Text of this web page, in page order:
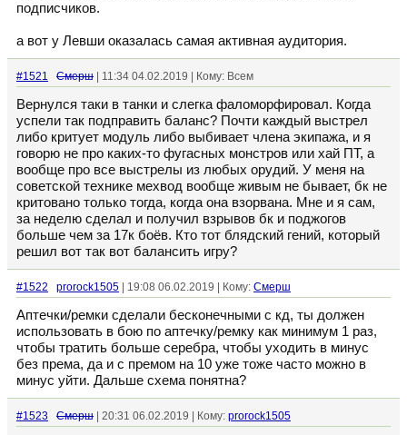
подписчиков.
а вот у Левши оказалась самая активная аудитория.
#1521 Смерш | 11:34 04.02.2019 | Кому: Всем
Вернулся таки в танки и слегка фаломорфировал. Когда
успели так подправить баланс? Почти каждый выстрел
либо критует модуль либо выбивает члена экипажа, и я
говорю не про каких-то фугасных монстров или хай ПТ, а
вообще про все выстрелы из любых орудий. У меня на
советской технике мехвод вообще живым не бывает, бк не
критовано только тогда, когда она взорвана. Мне и я сам,
за неделю сделал и получил взрывов бк и поджогов
больше чем за 17к боёв. Кто тот блядский гений, который
решил вот так вот балансить игру?
#1522 prorock1505 | 19:08 06.02.2019 | Кому: Смерш
Аптечки/ремки сделали бесконечными с кд, ты должен
использовать в бою по аптечку/ремку как минимум 1 раз,
чтобы тратить больше серебра, чтобы уходить в минус
без према, да и с премом на 10 уже тоже часто можно в
минус уйти. Дальше схема понятна?
#1523 Смерш | 20:31 06.02.2019 | Кому: prorock1505